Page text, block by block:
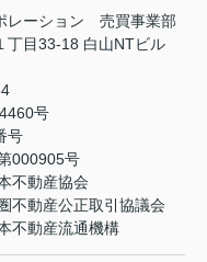
レーション 売買事業部
丁目33-18 白山NTビル
号
号
000905号
不動産協会
不動産公正取引協議会
不動産流通機構